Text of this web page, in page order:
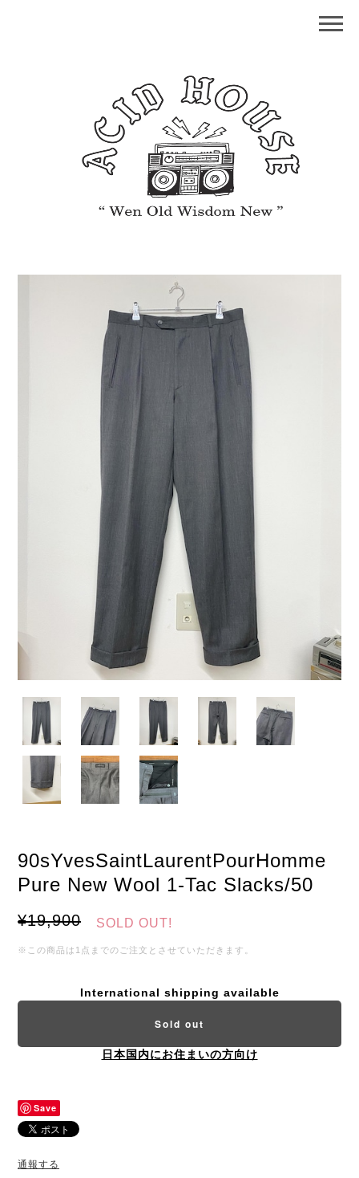
90sYvesSaintLaurentPourHomme
Pure New Wool 1-Tac Slacks/50
¥19,900 SOLD OUT!
※この商品は1点までのご注文とさせていただきます。
International shipping available
Sold out
日本国内にお住まいの方向け
Save
通報する